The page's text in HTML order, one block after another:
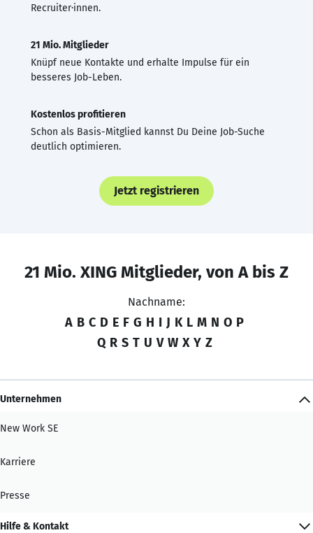
Recruiter·innen.
21 Mio. Mitglieder
Knüpf neue Kontakte und erhalte Impulse für ein
besseres Job-Leben.
Kostenlos profitieren
Schon als Basis-Mitglied kannst Du Deine Job-Suche
deutlich optimieren.
Jetzt registrieren
21 Mio. XING Mitglieder, von A bis Z
Nachname:
A B C D E F G H I J K L M N O P
Q R S T U V W X Y Z
Unternehmen
New Work SE
Karriere
Presse
Hilfe & Kontakt